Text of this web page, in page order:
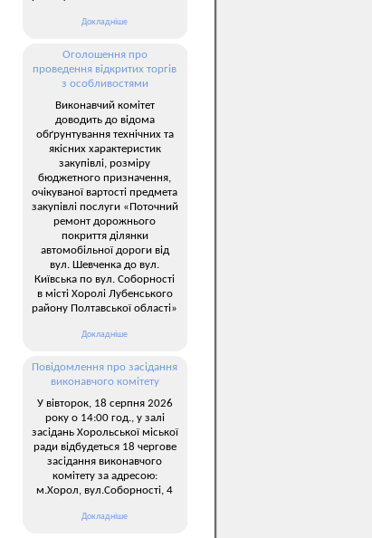
Докладніше
Оголошення про
проведення відкритих торгів
з особливостями
Виконавчий комітет
доводить до відома
обґрунтування технічних та
якісних характеристик
закупівлі, розміру
бюджетного призначення,
очікуваної вартості предмета
закупівлі послуги «Поточний
ремонт дорожнього
покриття ділянки
автомобільної дороги від
вул. Шевченка до вул.
Київська по вул. Соборності
в місті Хоролі Лубенського
району Полтавської області»
Докладніше
Повідомлення про засідання
виконавчого комітету
У вівторок, 18 серпня 2026
року о 14:00 год., у залі
засідань Хорольської міської
ради відбудеться 18 чергове
засідання виконавчого
комітету за адресою:
м.Хорол, вул.Соборності, 4
Докладніше